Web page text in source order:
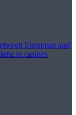
European and
in casinos